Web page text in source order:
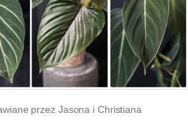
przez Jasona i Christiana